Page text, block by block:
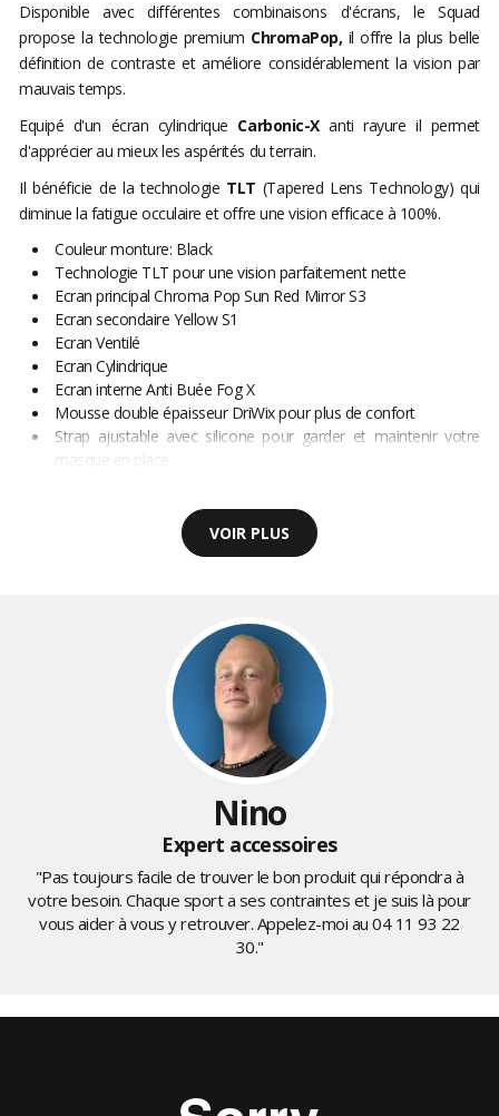
Disponible avec différentes combinaisons d'écrans, le Squad
propose la technologie premium ChromaPop, il offre la plus belle
définition de contraste et améliore considérablement la vision par
mauvais temps.
Equipé d'un écran cylindrique Carbonic-Xanti rayure il permet
d'apprécier au mieux les aspérités du terrain.
Il bénéficie de la technologie TLT (Tapered Lens Technology) qui
diminue la fatigue occulaire et offre une vision efficace à 100%.
Couleur monture: Black
Technologie TLT pour une vision parfaitement nette
Ecran principal Chroma Pop Sun Red Mirror S3
Ecran secondaire Yellow S1
Ecran Ventilé
Ecran Cylindrique
Ecran interne Anti Buée Fog X
Mousse double épaisseur DriWix pour plus de confort
Strap ajustable avec silicone pour garder et maintenir votre
masque en place
VOIR PLUS
Nino
Expert accessoires
"Pas toujours facile de trouver le bon produit qui répondra à
votre besoin. Chaque sport a ses contraintes et je suis là pour
vous aider à vous y retrouver. Appelez-moi au04 11 93 22
30."